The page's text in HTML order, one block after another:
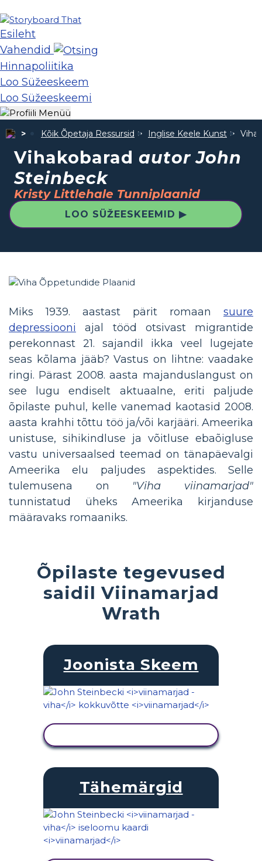
Esileht
Vahendid
Hinnapoliitika
Loo Süžeeskeem
Loo Süžeeskeemi
Kõik Õpetaja Ressursid Inglise Keele Kunst
Vihakobarad autor John
Steinbeck
Kristy Littlehale Tunniplaanid
LOO SÜŽEESKEEMID ▶
Miks 1939. aastast pärit romaan suure
depressiooni ajal tööd otsivast migrantide
perekonnast 21. sajandil ikka veel lugejate
seas kõlama jääb? Vastus on lihtne: vaadake
ringi. Pärast 2008. aasta majanduslangust on
see lugu endiselt aktuaalne, eriti paljude
õpilaste puhul, kelle vanemad kaotasid 2008.
aasta krahhi tõttu töö ja/või karjääri. Ameerika
unistuse, sihikindluse ja võitluse ebaõigluse
vastu universaalsed teemad on tänapäevalgi
Ameerika elu paljudes aspektides. Selle
tulemusena on "Viha viinamarjad"
tunnistatud üheks Ameerika kirjanduse
määravaks romaaniks.
Õpilaste tegevused
saidil Viinamarjad
Wrath
Joonista Skeem
Tähemärgid